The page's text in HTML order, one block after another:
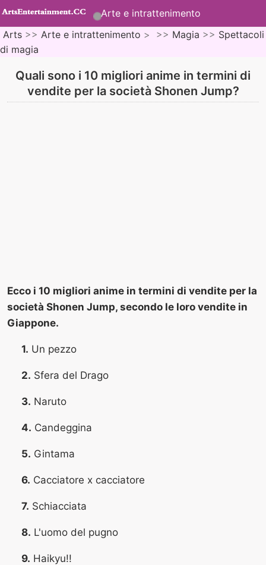
Arte e intrattenimento
Arts >> Arte e intrattenimento > >> Magia >> Spettacoli
di magia
Quali sono i 10 migliori anime in termini di
vendite per la società Shonen Jump?
Ecco i 10 migliori anime in termini di vendite per la
società Shonen Jump, secondo le loro vendite in
Giappone.
1. Un pezzo
2. Sfera del Drago
3. Naruto
4. Candeggina
5. Gintama
6. Cacciatore x cacciatore
7. Schiacciata
8. L'uomo del pugno
9. Haikyu!!